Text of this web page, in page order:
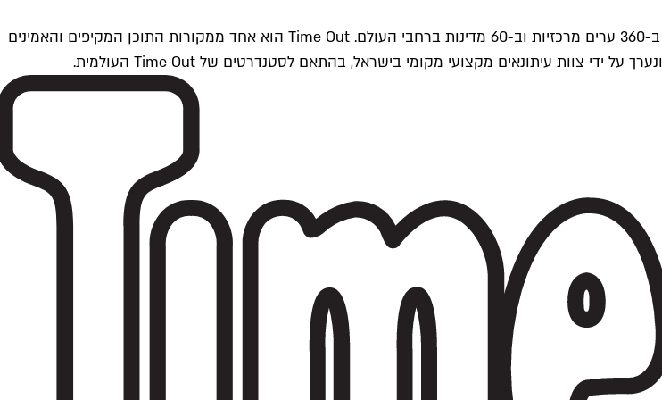
Time Outתל אביב הוא חלק מרשת Time Out Global — רשת מדיה בינלאומית הפועלת ב-360 ערים מרכזיות וב-60 מדינות ברחבי העולם. Time Out הוא אחד ממקורות התוכן המקיפים והאמינים